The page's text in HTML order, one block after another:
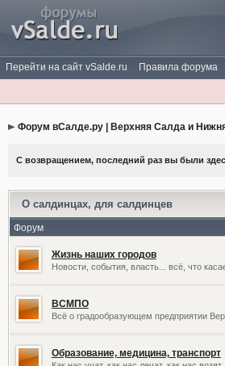
Перейти на сайт vSalde.ru Правила форума
Форум вСалде.ру | Верхняя Салда и
С возвращением, последний раз вы были
О салдинцах, для салдинцев
Форум
Жизнь наших городов
Новости, события, власть... всё, что
ВСМПО
Всё о градообразующем предприятии
Образование, медицина, транспорт